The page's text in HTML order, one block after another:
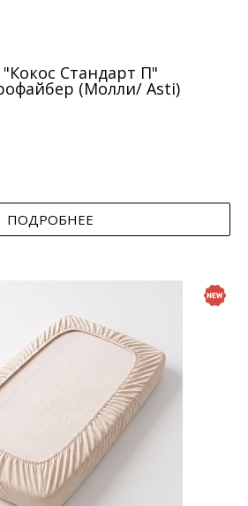
Стандарт П"
(Молли/ Asti)
ПОДРОБНЕЕ